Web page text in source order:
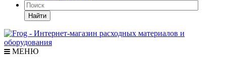
Найти
МЕНЮ